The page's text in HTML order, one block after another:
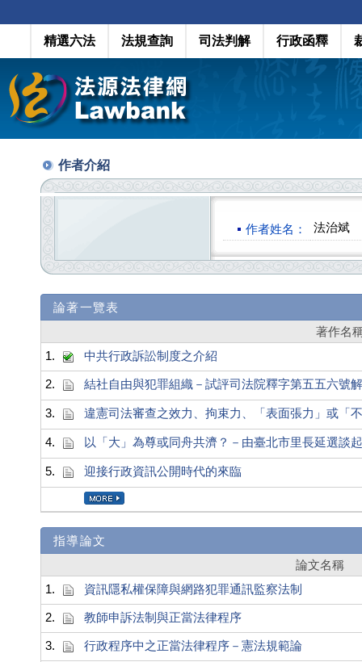
精選六法 法規查詢 司法判解 行政函釋
作者介紹
作者姓名： 法治斌
論著一覽表
著作名
1.
中共行政訴訟制度之介紹
2. 結社自由與犯罪組織－試評司法院釋字第五五六號
3. 違憲司法審查之效力、拘束力、「表面張力」或「
4. 以「大」為尊或同舟共濟？－由臺北市里長延選談起
5. 迎接行政資訊公開時代的來臨
指導論文
論文名稱
1.
資訊隱私權保障與網路犯罪通訊監察法制
2. 教師申訴法制與正當法律程序
3. 行政程序中之正當法律程序－憲法規範論